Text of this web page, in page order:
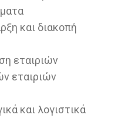
και διακοπή
εταιριών
εταιριών
και λογιστικά